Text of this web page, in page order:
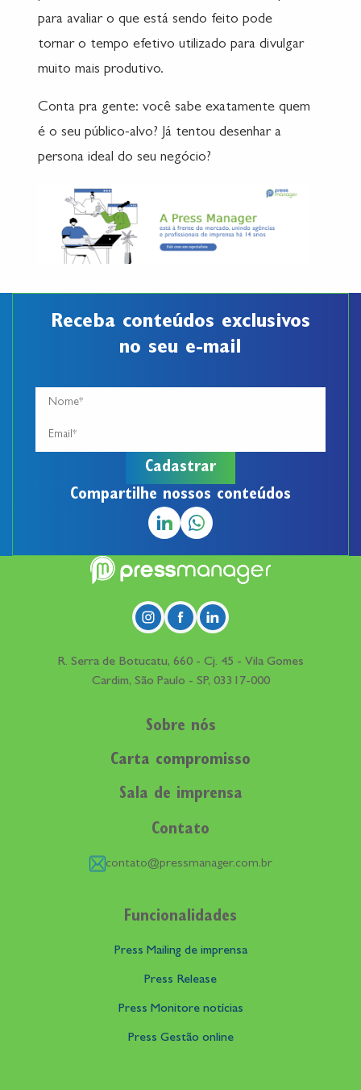
para avaliar o que está sendo feito pode
tornar o tempo efetivo utilizado para divulgar
muito mais produtivo.
Conta pra gente: você sabe exatamente quem
é o seu público-alvo? Já tentou desenhar a
persona ideal do seu negócio?
Receba conteúdos exclusivos
no seu e-mail
Compartilhe nossos conteúdos
R. Serra de Botucatu, 660 - Cj. 45 - Vila Gomes
Cardim, São Paulo - SP, 03317-000
Sobre nós
Carta compromisso
Sala de imprensa
Contato
contato@pressmanager.com.br
Funcionalidades
Press Mailing de imprensa
Press Release
Press Monitore notícias
Press Gestão online